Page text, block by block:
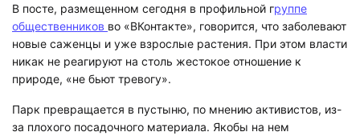
В посте, размещенном сегодня в профильной группе
общественников во «ВКонтакте», говорится, что заболевают
новые саженцы и уже взрослые растения. При этом власти
никак не реагируют на столь жестокое отношение к
природе, «не бьют тревогу».
Парк превращается в пустыню, по мнению активистов, из-
за плохого посадочного материала. Якобы на нем